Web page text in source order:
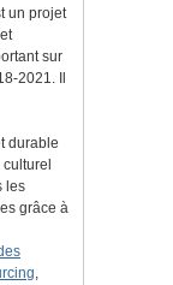
un projet
sur
2021. Il
durable
les
grâce à
,